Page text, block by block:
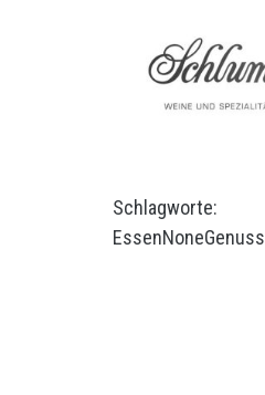
Schlagworte:
EssenNoneGenuss